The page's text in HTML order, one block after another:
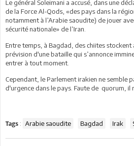
Le général Soleimani a accusé, dans une
de la Force Al-Qods, «des pays dans la
notamment à l’Arabie saoudite) de jouer
sécurité nationale» de l’Iran.
Entre temps, à Bagdad, des chiites stockent
prévision d'une bataille qui s’annonce
entrer à tout moment.
Cependant, le Parlement irakien ne semble
d'urgence dans le pays. Faute de quorum, il
Tags : Arabie saoudite Bagdad Irak